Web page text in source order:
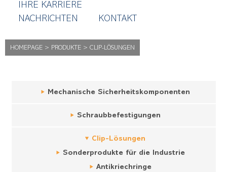
IHRE KARRIERE
NACHRICHTEN
KONTAKT
HOMEPAGE > PRODUKTE > CLIP-LÖSUNGEN
Mechanische Sicherheitskomponenten
Schraubbefestigungen
Clip-Lösungen
Sonderprodukte für die Industrie
Antikriechringe